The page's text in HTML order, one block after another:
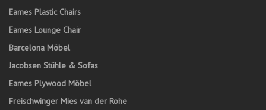
Eames Plastic Chairs
Eames Lounge Chair
Barcelona Möbel
Jacobsen Stühle & Sofas
Eames Plywood Möbel
Freischwinger Mies van der Rohe